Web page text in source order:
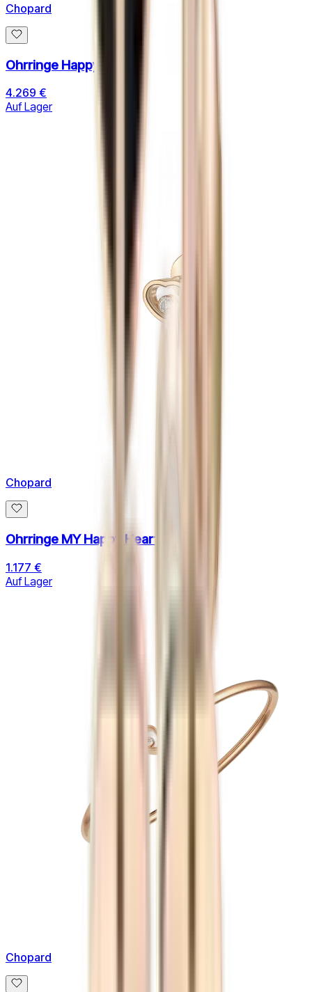
Chopard
Ohrringe Happy Hearts
4.269 €
Auf Lager
Chopard
Ohrringe MY Happy Hearts
1.177 €
Auf Lager
Chopard